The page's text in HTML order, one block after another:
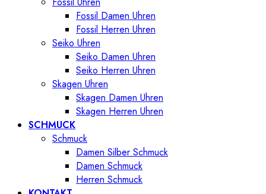
Fossil Damen Uhren
Fossil Herren Uhren
Seiko Uhren
Seiko Damen Uhren
Seiko Herren Uhren
Skagen Uhren
Skagen Damen Uhren
Skagen Herren Uhren
SCHMUCK
Schmuck
Damen Silber Schmuck
Damen Schmuck
Herren Schmuck